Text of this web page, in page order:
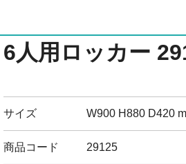
6人用ロッカー
サイズ W900 H880 D420
商品コード 29125